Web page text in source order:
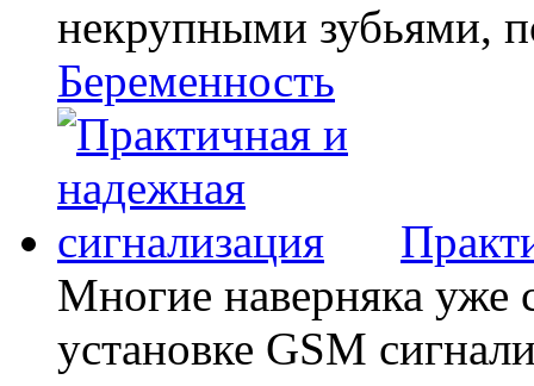
некрупными зубьями,
Беременность
Многие наверняка уже
установке GSM